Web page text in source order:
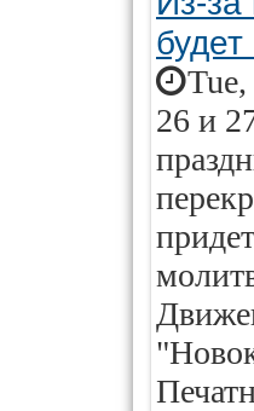
Tue,
26 и